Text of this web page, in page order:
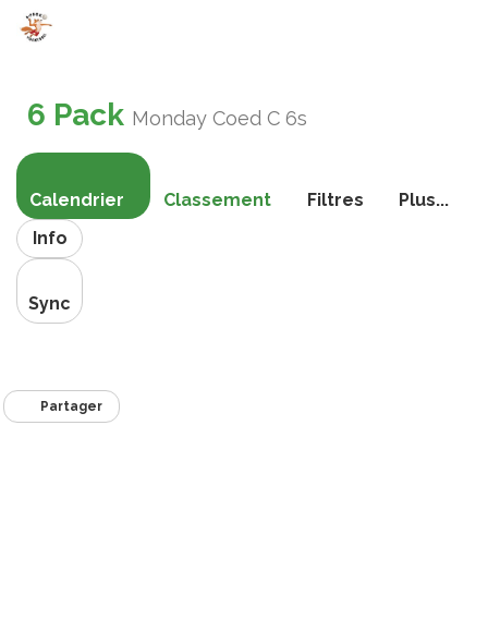
6 Pack Monday Coed C 6s
Calendrier Classement Filtres
Plus...
Info
Sync
Partager